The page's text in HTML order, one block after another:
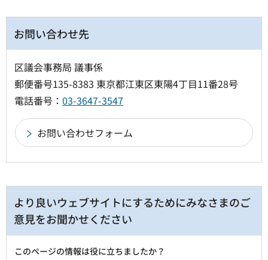
お問い合わせ先
区議会事務局 議事係
郵便番号135-8383 東京都江東区東陽4丁目11番28号
電話番号： 03-3647-3547
より良いウェブサイトにするためにみなさまのご
意見をお聞かせください
このページの情報は役に立ちましたか？